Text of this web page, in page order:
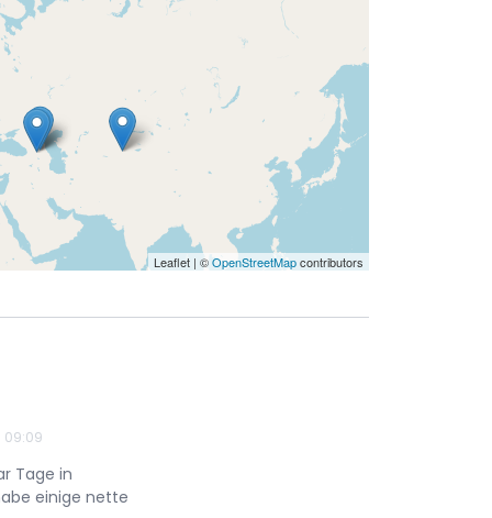
Leaflet | ©OpenStreetMapcontributors
09:09
Tage in
einige nette